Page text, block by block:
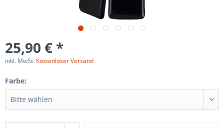
25,90 € *
inkl. MwSt. Kostenloser Versand
Farbe: